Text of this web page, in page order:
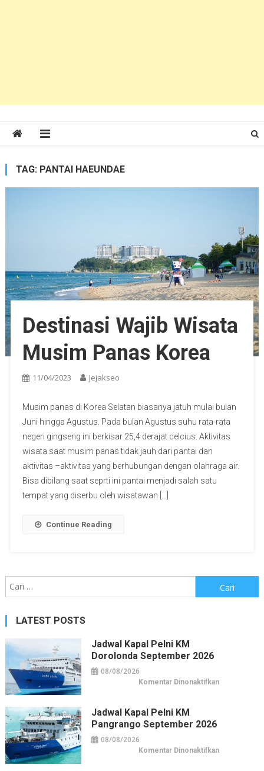
TAG: PANTAI HAEUNDAE
Destinasi Wajib Wisata
Musim Panas Korea
11/04/2023 Jejakseo
Musim panas di Korea Selatan biasanya jatuh mulai bulan
Juni hingga Agustus. Pada bulan Agustus suhu rata-rata
negeri gingseng ini berkisar 25,4 derajat celcius. Aktivitas
wisata saat musim panas tidak jauh dari pantai dan
aktivitas –aktivitas yang berhubungan dengan olahraga air.
Bisa dibilang saat seprti ini pantai menjadi salah satu
tempat yang diserbu oleh wisatawan […]
Continue Reading
untuk:
LATEST POSTS
Jadwal Kapal Pelni KM
Dorolonda September 2026
08/08/2026
Komentar Dinonaktifkanpada
Jadwal Kapal Pelni KM
Pangrango September 2026
08/08/2026
Komentar Dinonaktifkanpada